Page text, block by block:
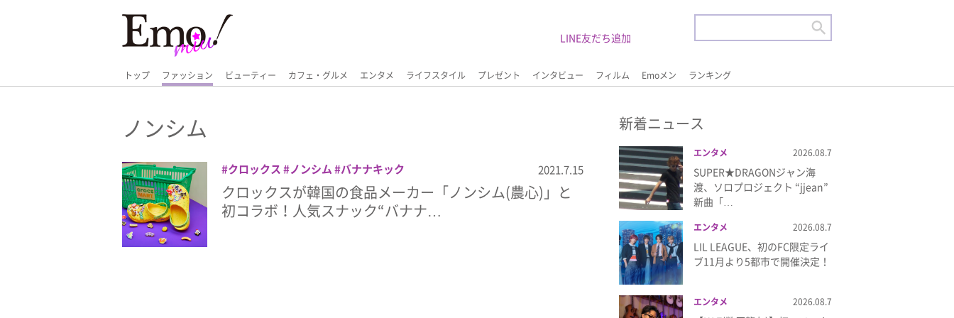
トップ ファッション ビューティー カフェ・グルメ エンタメ ライフスタイル プレゼント インタビュー フィルム Emoメン ランキング
LINE友だち追加
ノンシム
クロックス ノンシム バナナキック 2021.7.15
クロックスが韓国の食品メーカー「ノンシム(農心)」と
初コラボ！人気スナック“バナナ…
新着ニュース
エンタメ 2026.08.7
SUPER★DRAGONジャン海
渡、ソロプロジェクト “jjean”
新曲「…
エンタメ 2026.08.7
LIL LEAGUE、初のFC限定ライ
ブ11月より5都市で開催決定！
エンタメ 2026.08.7